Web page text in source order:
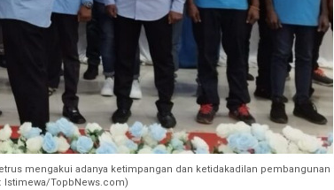
mengakui adanya ketimpangan dan ketidakadilan pembangunan
Istimewa/TopbNews.com)